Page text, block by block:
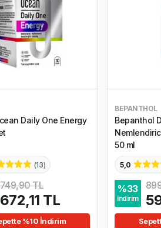
Daily One Energy
(13)
749,90 TL
672,11 TL
%10 İndirim
BEPANTHOL
Bepanthol
50 ml
5,0
%33
indirim